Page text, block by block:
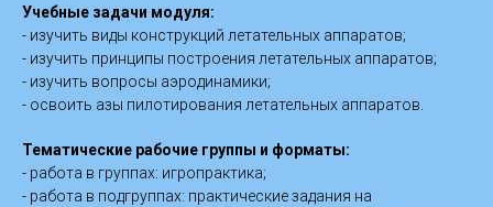
Учебные задачи модуля:
- изучить виды конструкций летательных аппаратов;
- изучить принципы построения летательных аппаратов;
- изучить вопросы аэродинамики;
- освоить азы пилотирования летательных аппаратов.
Тематические рабочие группы и форматы:
- работа в группах: игропрактика;
- работа в подгруппах: практические задания на